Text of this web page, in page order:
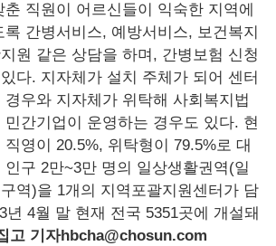
직원이 어르신들이 익숙한 지역에
간병서비스, 예방서비스, 보건복지
원 같은 상담을 하며, 간병보험 신청
다. 지자체가 설치 주체가 되어 센터
우와 지자체가 위탁해 사회복지법
민간기업이 운영하는 경우도 있다. 현
영이 20.5%, 위탁형이 79.5%로 대
구 2만~3만 명의 일상생활권역(일
역)을 1개의 지역포괄지원센터가 담
년 4월 말 현재 전국 5351곳에 개설돼
고 기자hbcha@chosun.com